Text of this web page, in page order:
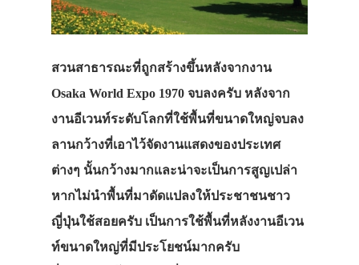
สวนสาธารณะที่ถูกสร้างขึ้นหลังจากงาน
Osaka World Expo 1970 จบลงครับ หลังจาก
งานอีเวนท์ระดับโลกที่ใช้พื้นที่ขนาดใหญ่จบลง
ลานกว้างที่เอาไว้จัดงานแสดงของประเทศ
ต่างๆ นั้นกว้างมากและน่าจะเป็นการสูญเปล่า
หากไม่นำพื้นที่มาดัดแปลงให้ประชาชนชาว
ญี่ปุ่นใช้สอยครับ เป็นการใช้พื้นที่หลังงานอีเวน
ท์ขนาดใหญ่ที่มีประโยชน์มากครับ